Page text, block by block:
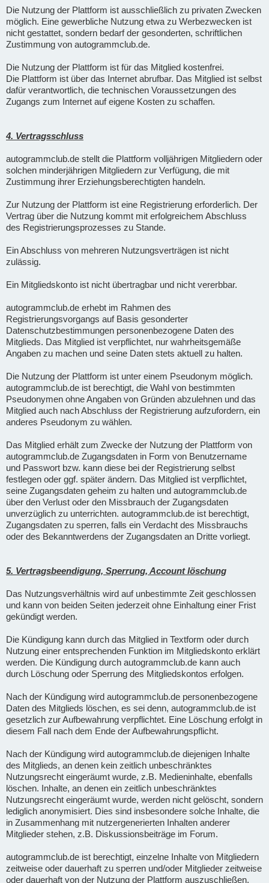
Die Nutzung der Plattform ist ausschließlich zu privaten Zwecken
möglich. Eine gewerbliche Nutzung etwa zu Werbezwecken ist
nicht gestattet, sondern bedarf der gesonderten, schriftlichen
Zustimmung von autogrammclub.de.
Die Nutzung der Plattform ist für das Mitglied kostenfrei.
Die Plattform ist über das Internet abrufbar. Das Mitglied ist selbst
dafür verantwortlich, die technischen Voraussetzungen des
Zugangs zum Internet auf eigene Kosten zu schaffen.
4. Vertragsschluss
autogrammclub.de stellt die Plattform volljährigen Mitgliedern oder
solchen minderjährigen Mitgliedern zur Verfügung, die mit
Zustimmung ihrer Erziehungsberechtigten handeln.
Zur Nutzung der Plattform ist eine Registrierung erforderlich. Der
Vertrag über die Nutzung kommt mit erfolgreichem Abschluss
des Registrierungsprozesses zu Stande.
Ein Abschluss von mehreren Nutzungsverträgen ist nicht
zulässig.
Ein Mitgliedskonto ist nicht übertragbar und nicht vererbbar.
autogrammclub.de erhebt im Rahmen des
Registrierungsvorgangs auf Basis gesonderter
Datenschutzbestimmungen personenbezogene Daten des
Mitglieds. Das Mitglied ist verpflichtet, nur wahrheitsgemäße
Angaben zu machen und seine Daten stets aktuell zu halten.
Die Nutzung der Plattform ist unter einem Pseudonym möglich.
autogrammclub.de ist berechtigt, die Wahl von bestimmten
Pseudonymen ohne Angaben von Gründen abzulehnen und das
Mitglied auch nach Abschluss der Registrierung aufzufordern, ein
anderes Pseudonym zu wählen.
Das Mitglied erhält zum Zwecke der Nutzung der Plattform von
autogrammclub.de Zugangsdaten in Form von Benutzername
und Passwort bzw. kann diese bei der Registrierung selbst
festlegen oder ggf. später ändern. Das Mitglied ist verpflichtet,
seine Zugangsdaten geheim zu halten und autogrammclub.de
über den Verlust oder den Missbrauch der Zugangsdaten
unverzüglich zu unterrichten. autogrammclub.de ist berechtigt,
Zugangsdaten zu sperren, falls ein Verdacht des Missbrauchs
oder des Bekanntwerdens der Zugangsdaten an Dritte vorliegt.
5. Vertragsbeendigung, Sperrung, Account löschung
Das Nutzungsverhältnis wird auf unbestimmte Zeit geschlossen
und kann von beiden Seiten jederzeit ohne Einhaltung einer Frist
gekündigt werden.
Die Kündigung kann durch das Mitglied in Textform oder durch
Nutzung einer entsprechenden Funktion im Mitgliedskonto erklärt
werden. Die Kündigung durch autogrammclub.de kann auch
durch Löschung oder Sperrung des Mitgliedskontos erfolgen.
Nach der Kündigung wird autogrammclub.de personenbezogene
Daten des Mitglieds löschen, es sei denn, autogrammclub.de ist
gesetzlich zur Aufbewahrung verpflichtet. Eine Löschung erfolgt in
diesem Fall nach dem Ende der Aufbewahrungspflicht.
Nach der Kündigung wird autogrammclub.de diejenigen Inhalte
des Mitglieds, an denen kein zeitlich unbeschränktes
Nutzungsrecht eingeräumt wurde, z.B. Medieninhalte, ebenfalls
löschen. Inhalte, an denen ein zeitlich unbeschränktes
Nutzungsrecht eingeräumt wurde, werden nicht gelöscht, sondern
lediglich anonymisiert. Dies sind insbesondere solche Inhalte, die
in Zusammenhang mit nutzergenerierten Inhalten anderer
Mitglieder stehen, z.B. Diskussionsbeiträge im Forum.
autogrammclub.de ist berechtigt, einzelne Inhalte von Mitgliedern
zeitweise oder dauerhaft zu sperren und/oder Mitglieder zeitweise
oder dauerhaft von der Nutzung der Plattform auszuschließen,